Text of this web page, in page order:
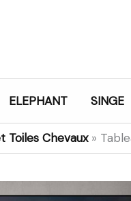
ELEPHANT SINGE
Toiles Chevaux»